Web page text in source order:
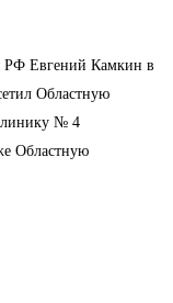
РФ Евгений Камкин в
Областную
№ 4
Областную